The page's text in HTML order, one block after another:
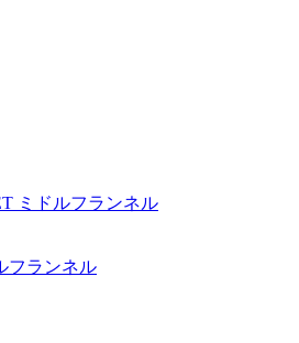
フランネル